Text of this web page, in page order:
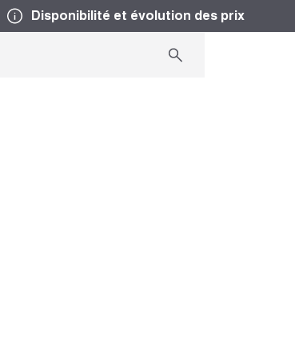
Disponibilité et évolution des prix